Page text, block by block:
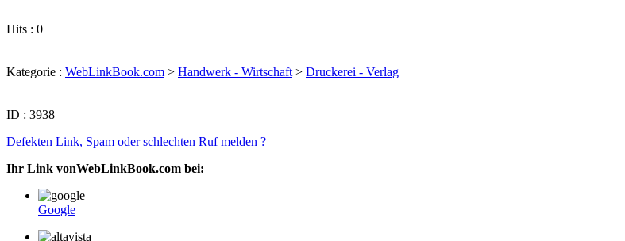
Hits : 0
Kategorie : WebLinkBook.com > Handwerk - Wirtschaft > Druckerei - Verlag
ID : 3938
Defekten Link, Spam oder schlechten Ruf melden ?
Ihr Link vonWebLinkBook.com bei:
Google